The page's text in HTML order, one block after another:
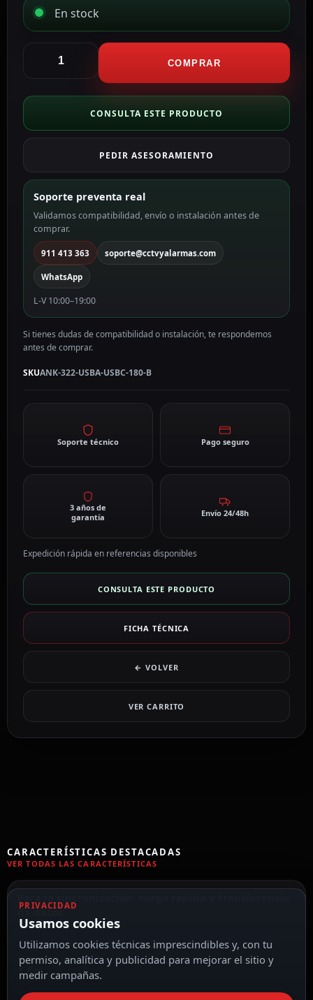
En stock
color
ANK-
322-
USBC-
180-
cantidad
COMPRAR
CONSULTA ESTE PRODUCTO
PEDIR ASESORAMIENTO
Soporte preventa real
Validamos compatibilidad, envío o instalación antes de
comprar.
911 413 363 soporte@cctvyalarmas.com
WhatsApp
L-V 10:00–19:00
Si tienes dudas de compatibilidad o instalación, te respondemos
antes de comprar.
SKUANK-322-USBA-USBC-180-B
Soporte técnico Pago seguro
3 años de
garantía
Envío 24/48h
Expedición rápida en referencias disponibles
CONSULTA ESTE PRODUCTO
FICHA TÉCNICA
← VOLVER
VER CARRITO
CARACTERÍSTICAS DESTACADAS
VER TODAS LAS CARACTERÍSTICAS
de datos
1.8m
PRIVACIDAD
Usamos cookies
Utilizamos cookies técnicas imprescindibles y, con tu
permiso, analítica y publicidad para mejorar el sitio y
medir campañas.